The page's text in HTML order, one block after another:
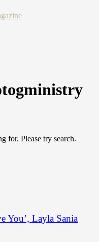
for. Please try search.
You’, Layla Sania